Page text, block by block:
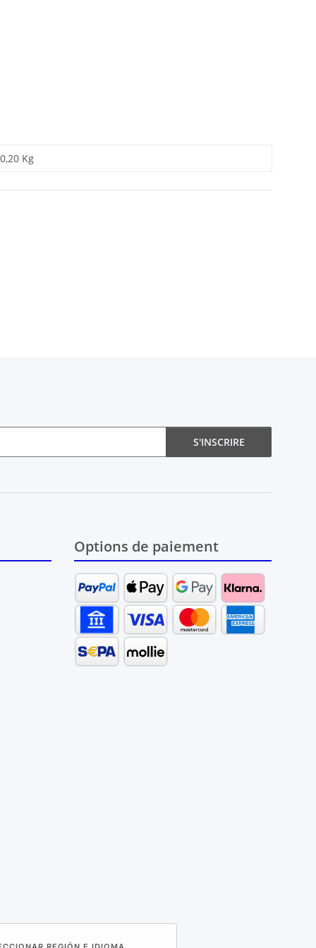
0,20 Kg
S'INSCRIRE
Options de paiement